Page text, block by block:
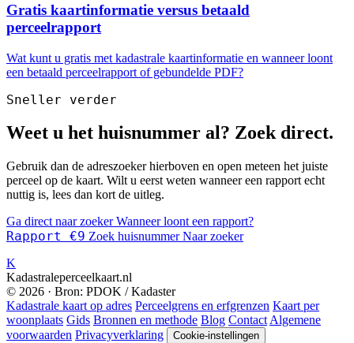
Gratis kaartinformatie versus betaald
perceelrapport
Wat kunt u gratis met kadastrale kaartinformatie en wanneer loont
een betaald perceelrapport of gebundelde PDF?
Sneller verder
Weet u het huisnummer al? Zoek direct.
Gebruik dan de adreszoeker hierboven en open meteen het juiste
perceel op de kaart. Wilt u eerst weten wanneer een rapport echt
nuttig is, lees dan kort de uitleg.
Ga direct naar zoekerWanneer loont een rapport?
Rapport €9 Zoek huisnummer Naar zoeker
K
Kadastraleperceelkaart.nl
© 2026 · Bron: PDOK / Kadaster
Kadastrale kaart op adres Perceelgrens en erfgrenzen Kaart per
woonplaats Gids Bronnen en methode Blog Contact Algemene
voorwaarden Privacyverklaring Cookie-instellingen